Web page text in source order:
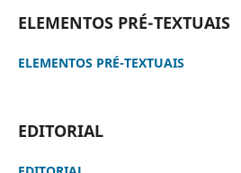
ELEMENTOS PRÉ-TEXTUAIS
ELEMENTOS PRÉ-TEXTUAIS
EDITORIAL